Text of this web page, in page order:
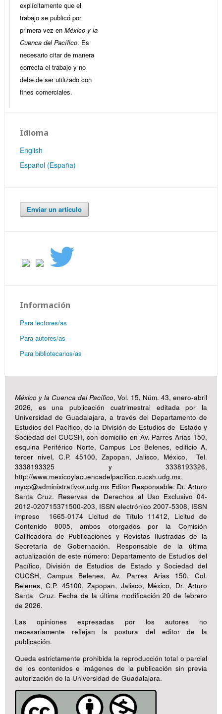
explícitamente que el
trabajo se publicó por
primera vez en México y la
Cuenca del Pacífico. Es
necesario citar de manera
correcta el trabajo y no
debe de ser utilizado con
fines comerciales.
Idioma
English
Español (España)
Enviar un artículo
Información
Para lectores/as
Para autores/as
Para bibliotecarios/as
México y la Cuenca del Pacífico, Vol. 15, Núm. 43, enero-abril
2026, es una publicación cuatrimestral editada por la
Universidad de Guadalajara, a través del Departamento de
Estudios del Pacífico, de la División de Estudios de Estado y
Sociedad del CUCSH, con domicilio en Av. Parres Arias 150,
esquina Periférico Norte, Campus Los Belenes, edificio A,
tercer nivel, C.P. 45100, Zapopan, Jalisco, México, Tel.
3338193325 y 3338193326,
http://www.mexicoylacuencadelpacifico.cucsh.udg.mx,
mycp@administrativos.udg.mx Editor Responsable: Dr. Arturo
Santa Cruz. Reservas de Derechos al Uso Exclusivo 04-
2012-020715371500-203, ISSN electrónico 2007-5308, ISSN
impreso 1665-0174 Licitud de Título 11412, Licitud de
Contenido 8005, ambos otorgados por la Comisión
Calificadora de Publicaciones y Revistas Ilustradas de la
Secretaría de Gobernación. Responsable de la última
actualización de este número: Departamento de Estudios del
Pacífico, División de Estudios de Estado y Sociedad del
CUCSH, Campus Belenes, Av. Parres Arias 150, Col.
Belenes, C.P. 45100. Zapopan, Jalisco, México, Dr. Arturo
Santa Cruz. Fecha de la última modificación 20 de febrero
de 2026.
Las opiniones expresadas por los autores no
necesariamente reflejan la postura del editor de la
publicación.
Queda estrictamente prohibida la reproducción total o parcial
de los contenidos e imágenes de la publicación sin previa
autorización de la Universidad de Guadalajara.